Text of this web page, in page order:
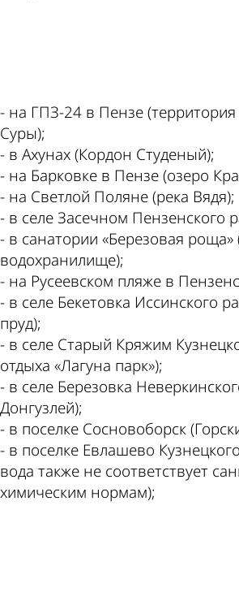
- на ГПЗ-24 в Пензе
Суры);
- в Ахунах (Кордон Студеный);
- на Барковке в Пензе (озеро
- на Светлой Поляне (река Вядя);
- в селе Засечном Пензенского
- в санатории «Березовая роща»
водохранилище);
- на Русеевском пляже в
- в селе Бекетовка Иссинского
пруд);
- в селе Старый Кряжим
отдыха «Лагуна парк»);
- в селе Березовка
Донгузлей);
- в поселке Сосновоборск
- в поселке Евлашево
вода также не соответствует
химическим нормам);